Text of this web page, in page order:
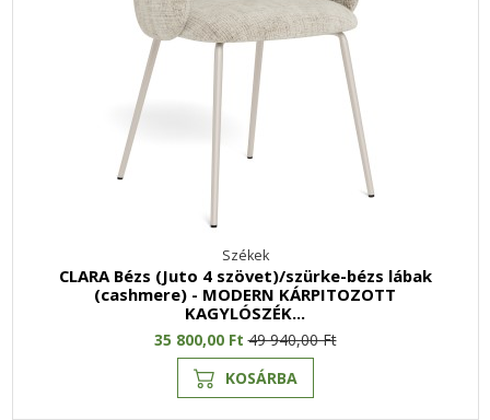
Székek
CLARA Bézs (Juto 4 szövet)/szürke-bézs lábak
(cashmere) - MODERN KÁRPITOZOTT
KAGYLÓSZÉK...
35 800,00 Ft49 940,00 Ft
KOSÁRBA